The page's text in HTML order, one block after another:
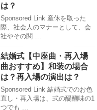
は？
Sponsored Link 産休を取った
際、社会人のマナーとして、会
社やその関 …
結婚式【中座曲・再入場
曲おすすめ】和装の場合
は？再入場の演出は？
Sponsored Link 結婚式でのお色
直し・再入場は、式の醍醐味の1
つでも …